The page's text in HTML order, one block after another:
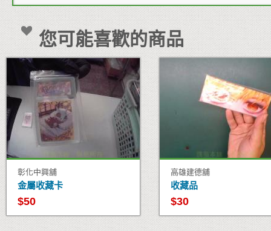
您可能喜歡的商品
彰化中興舖
金屬收藏卡
$50
高雄建德舖
收藏品
$30